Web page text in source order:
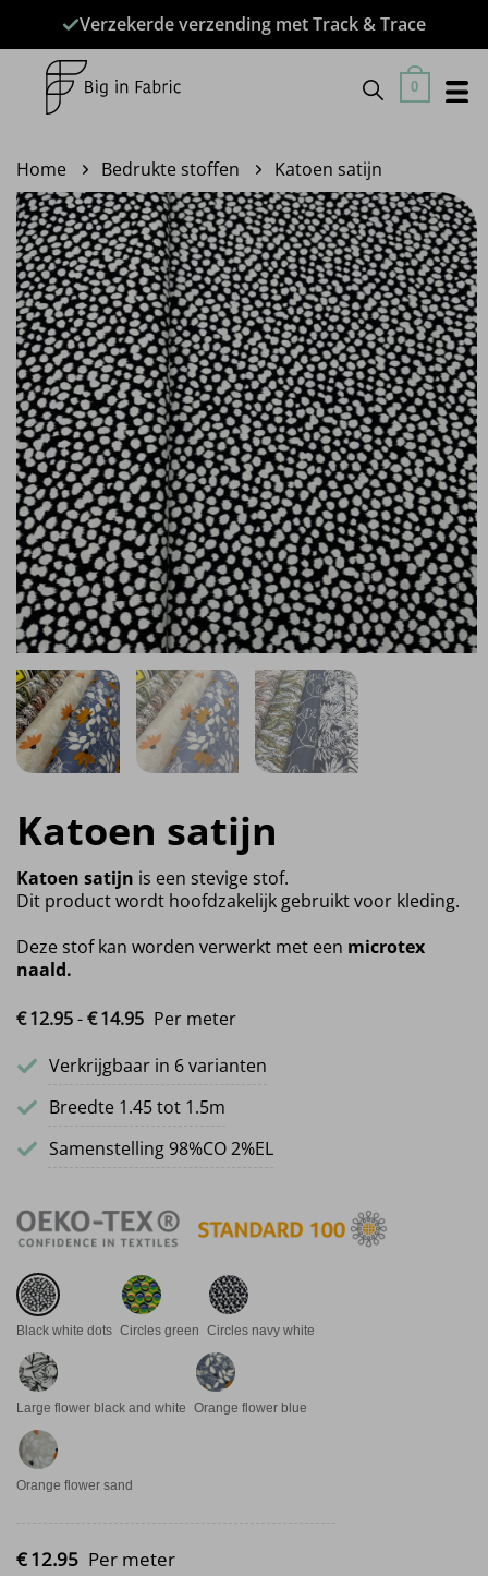
inhoud
Verzekerde verzending met Track & Trace
0
Home Bedrukte stoffen Katoen satijn
Katoen satijn
Katoen satijn is een stevige stof.
Dit product wordt hoofdzakelijk gebruikt voor kleding.
Deze stof kan worden verwerkt met een microtex
naald.
€12.95-€14.95 Prijsklasse: €12.95 tot €14.95
Per meter
Verkrijgbaar in 6 varianten
Breedte 1.45 tot 1.5m
Samenstelling 98%CO 2%EL
Black white dots Circles green Circles navy white
Large flower black and white Orange flower blue
Orange flower sand
€12.95 Per meter